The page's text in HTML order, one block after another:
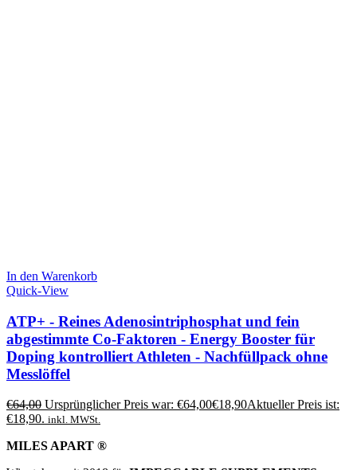
In den Warenkorb
Quick-View
ATP+ - Reines Adenosintriphosphat und fein
abgestimmte Co-Faktoren - Energy Booster für
Doping kontrolliert Athleten - Nachfüllpack ohne
Messlöffel
€64,00 Ursprünglicher Preis war: €64,00€18,90Aktueller Preis ist:
€18,90. inkl. MWSt.
MILES APART ®